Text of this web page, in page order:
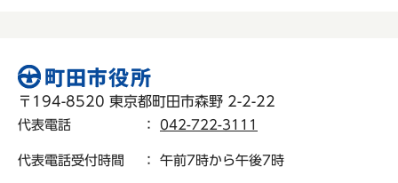
〒194-8520 東京都町田市森野 2-2-22
代表電話 ： 042-722-3111
代表電話受付時間 ： 午前7時から午後7時